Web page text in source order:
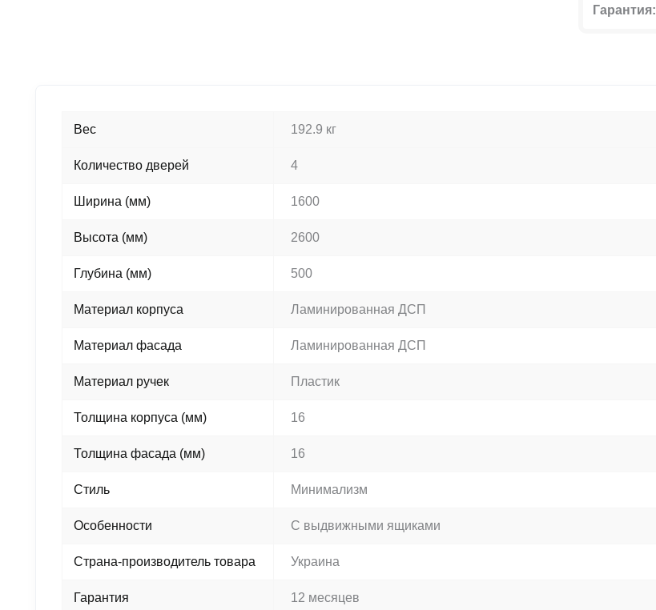
Гарантия:
Вес 192.9 кг
Количество дверей 4
Ширина (мм) 1600
Высота (мм) 2600
Глубина (мм) 500
Материал корпуса Ламинированная ДСП
Материал фасада Ламинированная ДСП
Материал ручек Пластик
Толщина корпуса (мм) 16
Толщина фасада (мм) 16
Стиль Минимализм
Особенности С выдвижными ящиками
Страна-производитель товара Украина
Гарантия 12 месяцев